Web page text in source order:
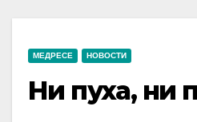
МЕДРЕСЕ НОВОСТИ
Ни пуха, ни